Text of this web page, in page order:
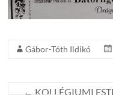
Gábor-Tóth Ildikó
← KOLLÉGIUMI